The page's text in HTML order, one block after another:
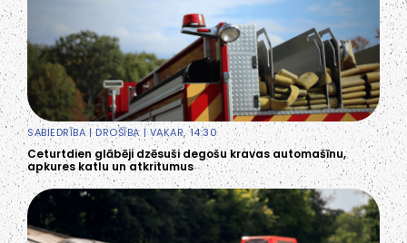
SABIEDRĪBA|DROŠĪBA| VAKAR, 14:30
Ceturtdien glābēji dzēsuši degošu kravas automašīnu,
apkures katlu un atkritumus